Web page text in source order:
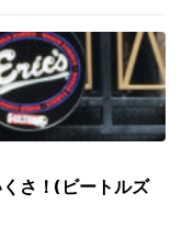
さ！(ビートルズ